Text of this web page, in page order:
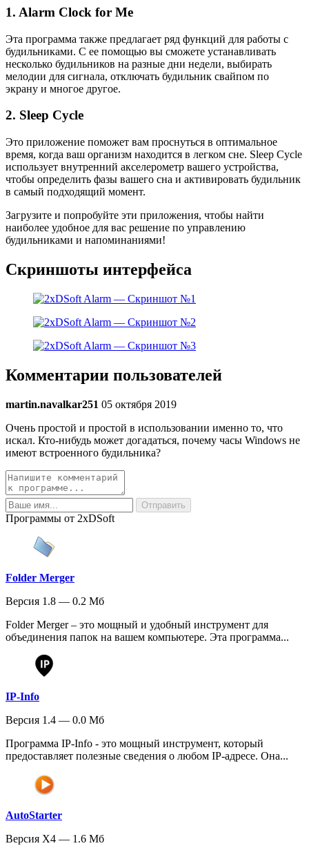
1. Alarm Clock for Me
Эта программа также предлагает ряд функций для работы с
будильниками. С ее помощью вы сможете устанавливать
несколько будильников на разные дни недели, выбирать
мелодии для сигнала, отключать будильник свайпом по
экрану и многое другое.
2. Sleep Cycle
Это приложение поможет вам проснуться в оптимальное
время, когда ваш организм находится в легком сне. Sleep Cycle
использует внутренний акселерометр вашего устройства,
чтобы определить фазы вашего сна и активировать будильник
в самый подходящий момент.
Загрузите и попробуйте эти приложения, чтобы найти
наиболее удобное для вас решение по управлению
будильниками и напоминаниями!
Скриншоты интерфейса
Комментарии пользователей
martin.navalkar251 05 октября 2019
Очень простой и простой в использовании именно то, что
искал. Кто-нибудь может догадаться, почему часы Windows не
имеют встроенного будильника?
Программы от 2xDSoft
Folder Merger
Версия 1.8 — 0.2 Мб
Folder Merger – это мощный и удобный инструмент для
объединения папок на вашем компьютере. Эта программа...
IP-Info
Версия 1.4 — 0.0 Мб
Программа IP-Info - это мощный инструмент, который
предоставляет полезные сведения о любом IP-адресе. Она...
AutoStarter
Версия X4 — 1.6 Мб